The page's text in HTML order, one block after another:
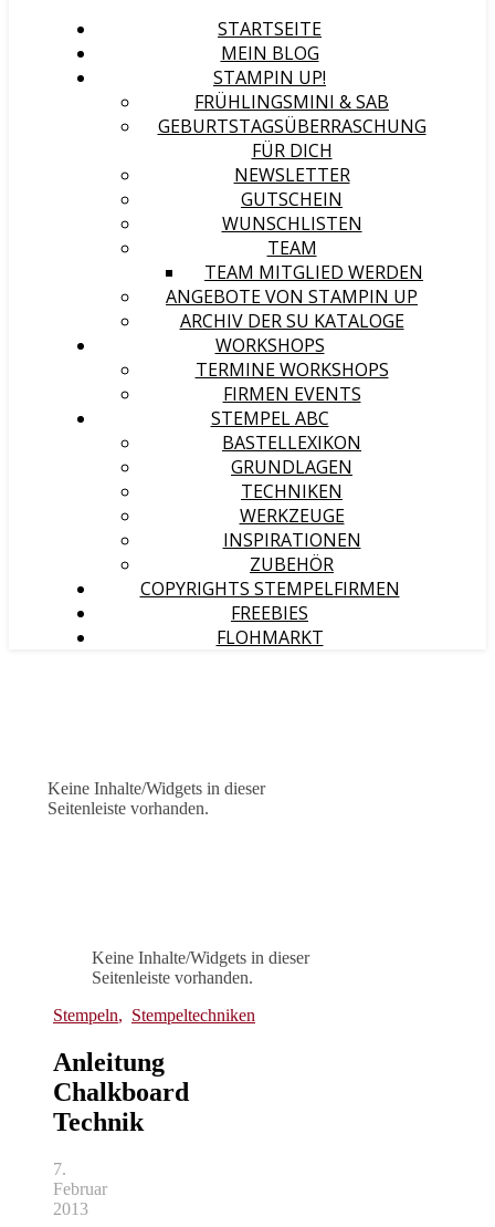
STARTSEITE
MEIN BLOG
STAMPIN UP!
FRÜHLINGSMINI & SAB
GEBURTSTAGSÜBERRASCHUNG
FÜR DICH
NEWSLETTER
GUTSCHEIN
WUNSCHLISTEN
TEAM
TEAM MITGLIED WERDEN
ANGEBOTE VON STAMPIN UP
ARCHIV DER SU KATALOGE
WORKSHOPS
TERMINE WORKSHOPS
FIRMEN EVENTS
STEMPEL ABC
BASTELLEXIKON
GRUNDLAGEN
TECHNIKEN
WERKZEUGE
INSPIRATIONEN
ZUBEHÖR
COPYRIGHTS STEMPELFIRMEN
FREEBIES
FLOHMARKT
Keine Inhalte/Widgets in dieser
Seitenleiste vorhanden.
Keine Inhalte/Widgets in dieser
Seitenleiste vorhanden.
Stempeln, Stempeltechniken
Anleitung
Chalkboard
Technik
7.
Februar
2013